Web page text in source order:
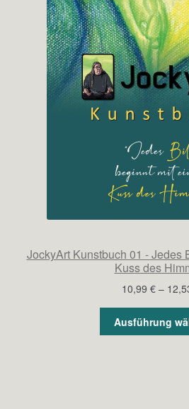
JockyArt Kunstbuch 01 - Jedes
Kuss des
10,99 € –
Ausführung